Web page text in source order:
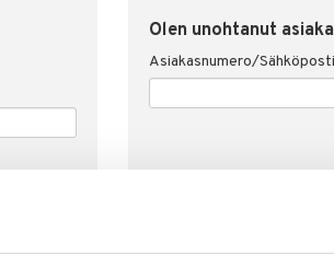
Olen unohtanut
Asiakasnumero/Sähköposti